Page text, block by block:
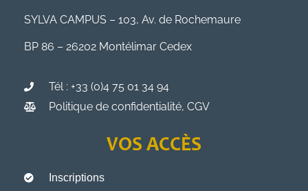
SYLVA CAMPUS – 103, Av. de Rochemaure
BP 86 – 26202 Montélimar Cedex
Tél : +33 (0)4 75 01 34 94
Politique de confidentialité, CGV
VOS ACCÈS
Inscriptions